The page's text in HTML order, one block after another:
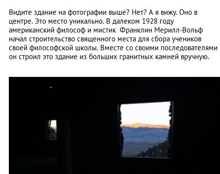
Видите здание на фотографии выше? Нет? А я вижу. Оно в
центре. Это место уникально. В далеком 1928 году
американский философ и мистик Франклин Мерилл-Вольф
начал строительство священного места для сбора учеников
своей философской школы. Вместе со своими последователями
он строил это здание из больших гранитных камней вручную.